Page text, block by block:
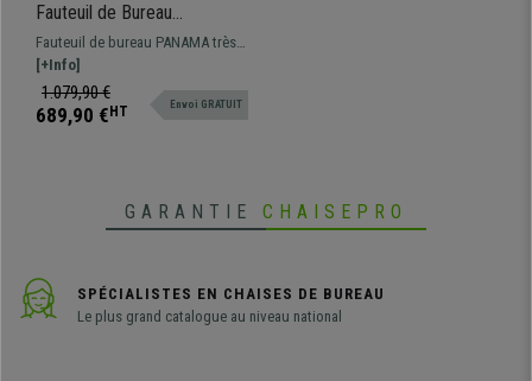
Fauteuil de Bureau
PANAMA, Confortable et
Élégant, Grande Qualité, Cuir
Authentique Noir
Fauteuil de bureau PANAMA très
confortable et qualité maximale,
en cuir authentique 100% et
piétement en acier pour plus de
[+Info]
1.079,90 €
689,90 € HT Envoi GRATUIT
GARANTIE CHAISEPRO
SPÉCIALISTES EN CHAISES DE BUREAU
Le plus grand catalogue au niveau national